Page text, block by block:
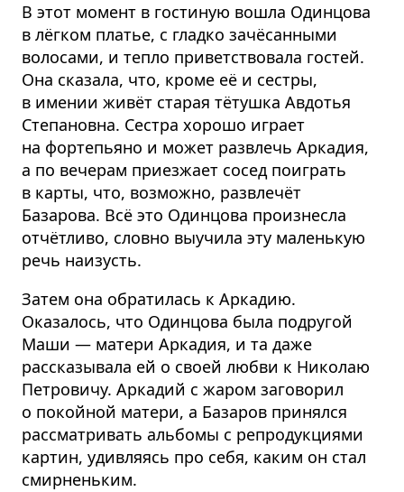
В этот момент в гостиную вошла Одинцова
в лёгком платье, с гладко зачёсанными
волосами, и тепло приветствовала гостей.
Она сказала, что, кроме её и сестры,
в имении живёт старая тётушка Авдотья
Степановна. Сестра хорошо играет
на фортепьяно и может развлечь Аркадия,
а по вечерам приезжает сосед поиграть
в карты, что, возможно, развлечёт
Базарова. Всё это Одинцова произнесла
отчётливо, словно выучила эту маленькую
речь наизусть.
Затем она обратилась к Аркадию.
Оказалось, что Одинцова была подругой
Маши — матери Аркадия, и та даже
рассказывала ей о своей любви к Николаю
Петровичу. Аркадий с жаром заговорил
о покойной матери, а Базаров принялся
рассматривать альбомы с репродукциями
картин, удивляясь про себя, каким он стал
смирненьким.